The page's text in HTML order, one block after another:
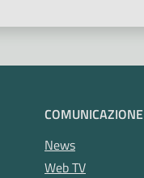
COMUNICAZIONE
News
Web TV